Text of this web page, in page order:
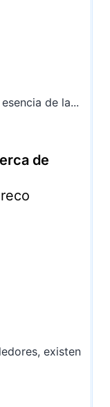
de la...
de
existen